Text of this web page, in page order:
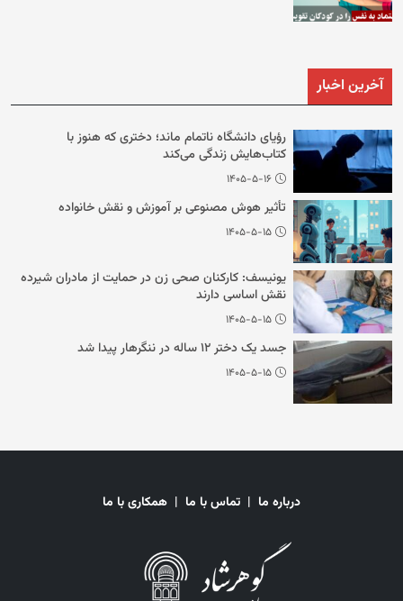
آخرین اخبار
رؤیای دانشگاه ناتمام ماند؛ دختری که هنوز با
کتاب‌هایش زندگی می‌کند
۱۴۰۵-۵-۱۶
تأثیر هوش مصنوعی بر آموزش و نقش خانواده
۱۴۰۵-۵-۱۵
یونیسف: کارکنان صحی زن در حمایت از مادران شیرده
نقش اساسی دارند
۱۴۰۵-۵-۱۵
جسد یک دختر ۱۲ ساله در ننگرهار پیدا شد
۱۴۰۵-۵-۱۵
درباره ما | تماس با ما | همکاری با ما